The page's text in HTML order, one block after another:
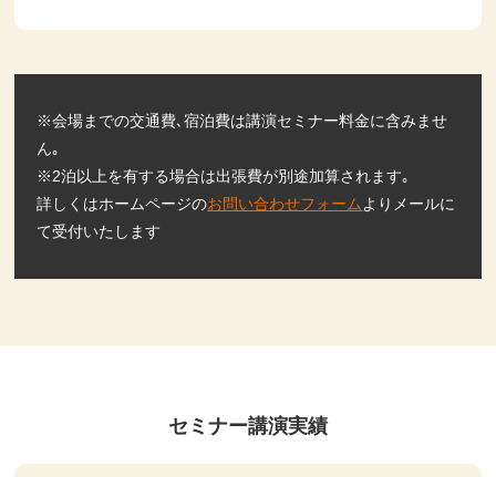
※会場までの交通費､宿泊費は講演セミナー料金に含みませ
ん｡
※2泊以上を有する場合は出張費が別途加算されます｡
詳しくはホームページのお問い合わせフォーム よりメールに
て受付いたします
セミナー講演実績